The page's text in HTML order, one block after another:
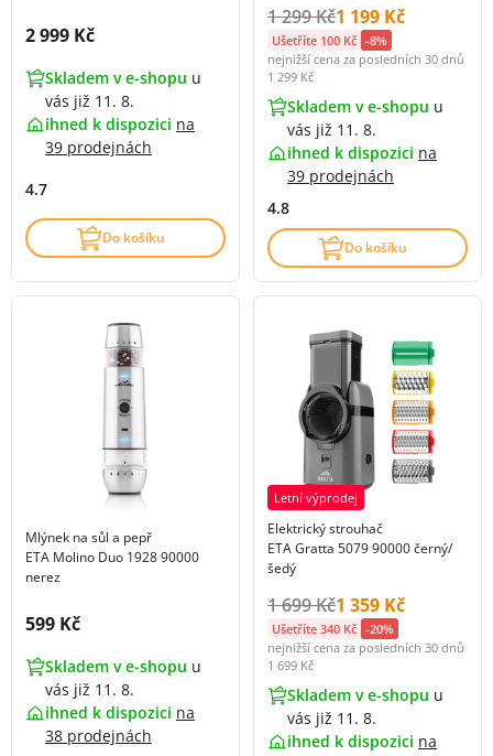
Cena s DPH:
2 999 Kč
Skladem v e-shopu u
vás již 11. 8.
ihned k dispozici na
39 prodejnách
4.7
Do košíku
Původní cena s DPH:
1 299 KčCena s DPH:
1 199 Kč
Ušetříte 100 Kč -8%
nejnižší cena za posledních 30 dnů
1 299 Kč
Skladem v e-shopu u
vás již 11. 8.
ihned k dispozici na
39 prodejnách
4.8
Do košíku
Mlýnek na sůl a pepř
ETA Molino Duo 1928 90000
nerez
Cena s DPH:
599 Kč
Skladem v e-shopu u
vás již 11. 8.
ihned k dispozici na
38 prodejnách
Letní výprodej
Elektrický strouhač
ETA Gratta 5079 90000 černý/
šedý
Původní cena s DPH:
1 699 KčCena s DPH:
1 359 Kč
Ušetříte 340 Kč -20%
nejnižší cena za posledních 30 dnů
1 699 Kč
Skladem v e-shopu u
vás již 11. 8.
ihned k dispozici na